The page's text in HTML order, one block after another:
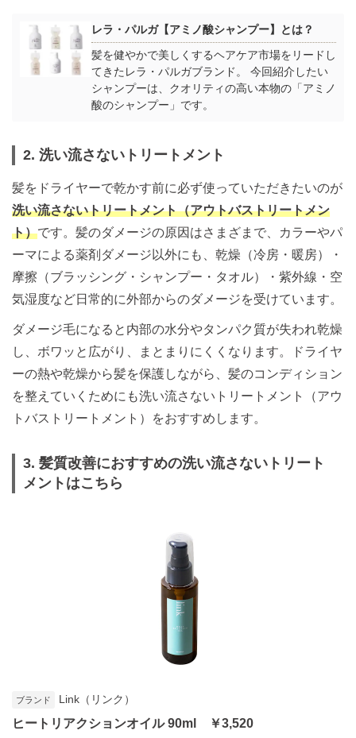
レラ・パルガ【アミノ酸シャンプー】とは？
髪を健やかで美しくするヘアケア市場をリードし
てきたレラ・パルガブランド。 今回紹介したい
シャンプーは、クオリティの高い本物の「アミノ
酸のシャンプー」です。
2. 洗い流さないトリートメント
髪をドライヤーで乾かす前に必ず使っていただきたいのが
洗い流さないトリートメント（アウトバストリートメン
ト）です。髪のダメージの原因はさまざまで、カラーやパ
ーマによる薬剤ダメージ以外にも、乾燥（冷房・暖房）・
摩擦（ブラッシング・シャンプー・タオル）・紫外線・空
気湿度など日常的に外部からのダメージを受けています。
ダメージ毛になると内部の水分やタンパク質が失われ乾燥
し、ボワッと広がり、まとまりにくくなります。ドライヤ
ーの熱や乾燥から髪を保護しながら、髪のコンディション
を整えていくためにも洗い流さないトリートメント（アウ
トバストリートメント）をおすすめします。
3. 髪質改善におすすめの洗い流さないトリート
メントはこちら
ブランド Link（リンク）
ヒートリアクションオイル 90ml ￥3,520